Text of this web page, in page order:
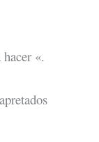
«.